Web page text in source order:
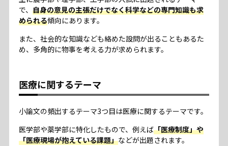
で、 自身の意見の主張だけでなく科学などの専門知識も求
められる傾向にあります。
また、社会的な知識なども絡めた設問が出ることもあるた
め、多角的に物事を考える力が求められます。
医療に関するテーマ
小論文の頻出するテーマ3つ目は医療に関するテーマです。
医学部や薬学部に特化したもので、例えば「医療制度」や
「医療現場が抱えている課題」などが出題されます。